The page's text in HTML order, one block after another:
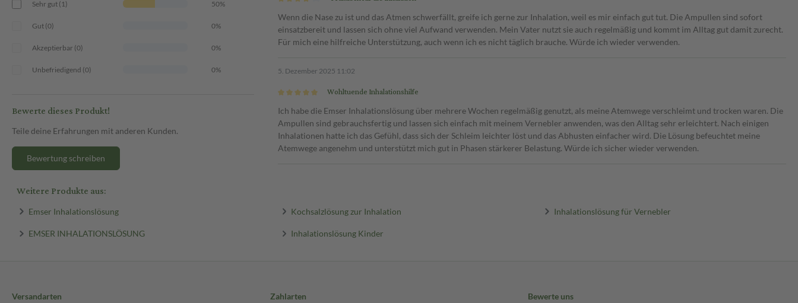
Sehr gut (1) 50%
Gut (0) 0%
Akzeptierbar (0) 0%
Unbefriedigend (0) 0%
Bewerte dieses Produkt!
Teile deine Erfahrungen mit anderen Kunden.
Bewertung schreiben
Wenn die Nase zu ist und das Atmen schwerfällt, greife ich gerne zur Inhalation, weil es mir einfach gut tut. Die Ampullen sind sofort
einsatzbereit und lassen sich ohne viel Aufwand verwenden. Mein Vater nutzt sie auch regelmäßig und kommt im Alltag gut damit zurecht.
Für mich eine hilfreiche Unterstützung, auch wenn ich es nicht täglich brauche. Würde ich wieder verwenden.
5. Dezember 2025 11:02
Wohltuende Inhalationshilfe
Ich habe die Emser Inhalationslösung über mehrere Wochen regelmäßig genutzt, als meine Atemwege verschleimt und trocken waren. Die
Ampullen sind gebrauchsfertig und lassen sich einfach mit meinem Vernebler anwenden, was den Alltag sehr erleichtert. Nach einigen
Inhalationen hatte ich das Gefühl, dass sich der Schleim leichter löst und das Abhusten einfacher wird. Die Lösung befeuchtet meine
Atemwege angenehm und unterstützt mich gut in Phasen stärkerer Belastung. Würde ich sicher wieder verwenden.
Weitere Produkte aus:
Emser Inhalationslösung Kochsalzlösung zur Inhalation Inhalationslösung für Vernebler
EMSER INHALATIONSLÖSUNG Inhalationslösung Kinder
Versandarten
Zahlarten
Bewerte uns